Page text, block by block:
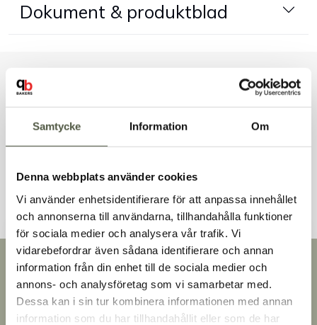
Samtycke Information Om
Denna webbplats använder cookies
Vi använder enhetsidentifierare för att anpassa innehållet
och annonserna till användarna, tillhandahålla funktioner
för sociala medier och analysera vår trafik. Vi
vidarebefordrar även sådana identifierare och annan
information från din enhet till de sociala medier och
annons- och analysföretag som vi samarbetar med.
Dessa kan i sin tur kombinera informationen med annan
information som du har tillhandahållit eller som de har
Kontakt
Dokument & produktblad
Liknande produkter
Andra kunder tittade även på
Snabb leverans
Leverans inom 3-5 arbetsdagar.
Brett sortiment
Över 30 000 produkter
Välkommen till Bakers!
Handlar du som företag eller privatperson?
Fortsätt som privatperson